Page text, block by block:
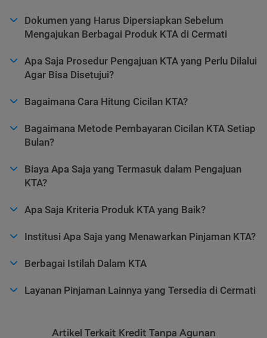
Dokumen yang Harus Dipersiapkan Sebelum
Mengajukan Berbagai Produk KTA di Cermati
Apa Saja Prosedur Pengajuan KTA yang Perlu Dilalui
Agar Bisa Disetujui?
Bagaimana Cara Hitung Cicilan KTA?
Bagaimana Metode Pembayaran Cicilan KTA Setiap
Bulan?
Biaya Apa Saja yang Termasuk dalam Pengajuan
KTA?
Apa Saja Kriteria Produk KTA yang Baik?
Institusi Apa Saja yang Menawarkan Pinjaman KTA?
Berbagai Istilah Dalam KTA
Layanan Pinjaman Lainnya yang Tersedia di Cermati
Artikel Terkait Kredit Tanpa Agunan